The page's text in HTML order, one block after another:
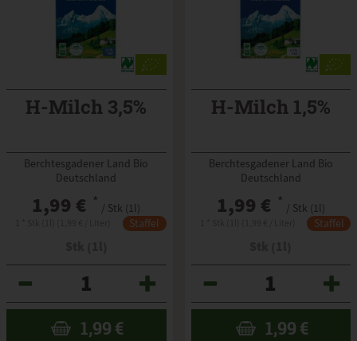
H-Milch 3,5%
Berchtesgadener Land Bio
Deutschland
1,99 € * / Stk (1l)
Staffel
1,99 €
H-Milch 1,5%
Berchtesgadener Land Bio
Deutschland
1,99 € * / Stk (1l)
Staffel
1,99 €